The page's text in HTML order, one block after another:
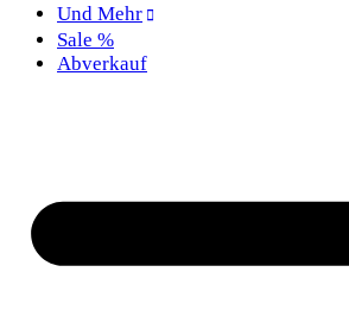
Und Mehr
Sale %
Abverkauf